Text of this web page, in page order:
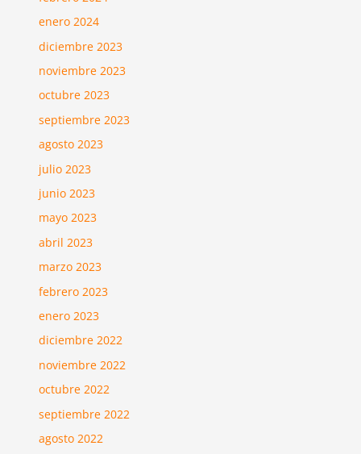
enero 2024
diciembre 2023
noviembre 2023
octubre 2023
septiembre 2023
agosto 2023
julio 2023
junio 2023
mayo 2023
abril 2023
marzo 2023
febrero 2023
enero 2023
diciembre 2022
noviembre 2022
octubre 2022
septiembre 2022
agosto 2022